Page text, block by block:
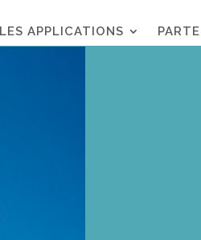
LES APPLICATIONS